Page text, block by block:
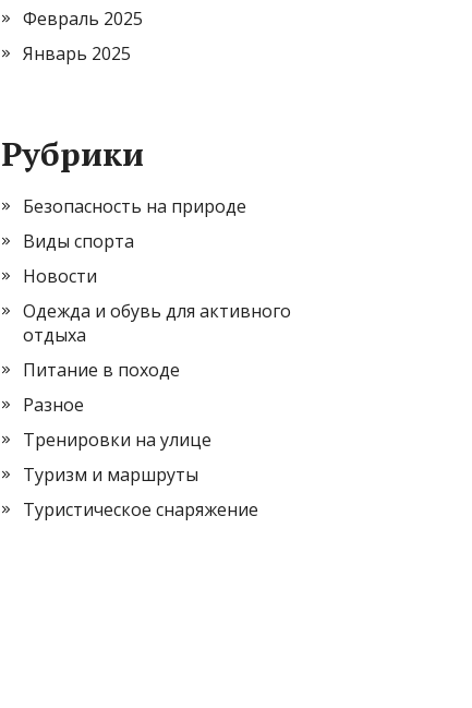
Февраль 2025
Январь 2025
Рубрики
Безопасность на природе
Виды спорта
Новости
Одежда и обувь для активного
отдыха
Питание в походе
Разное
Тренировки на улице
Туризм и маршруты
Туристическое снаряжение